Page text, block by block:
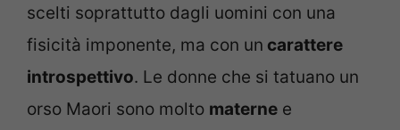
scelti soprattutto dagli uomini con una
fisicità imponente, ma con un carattere
introspettivo. Le donne che si tatuano un
orso Maori sono molto materne e